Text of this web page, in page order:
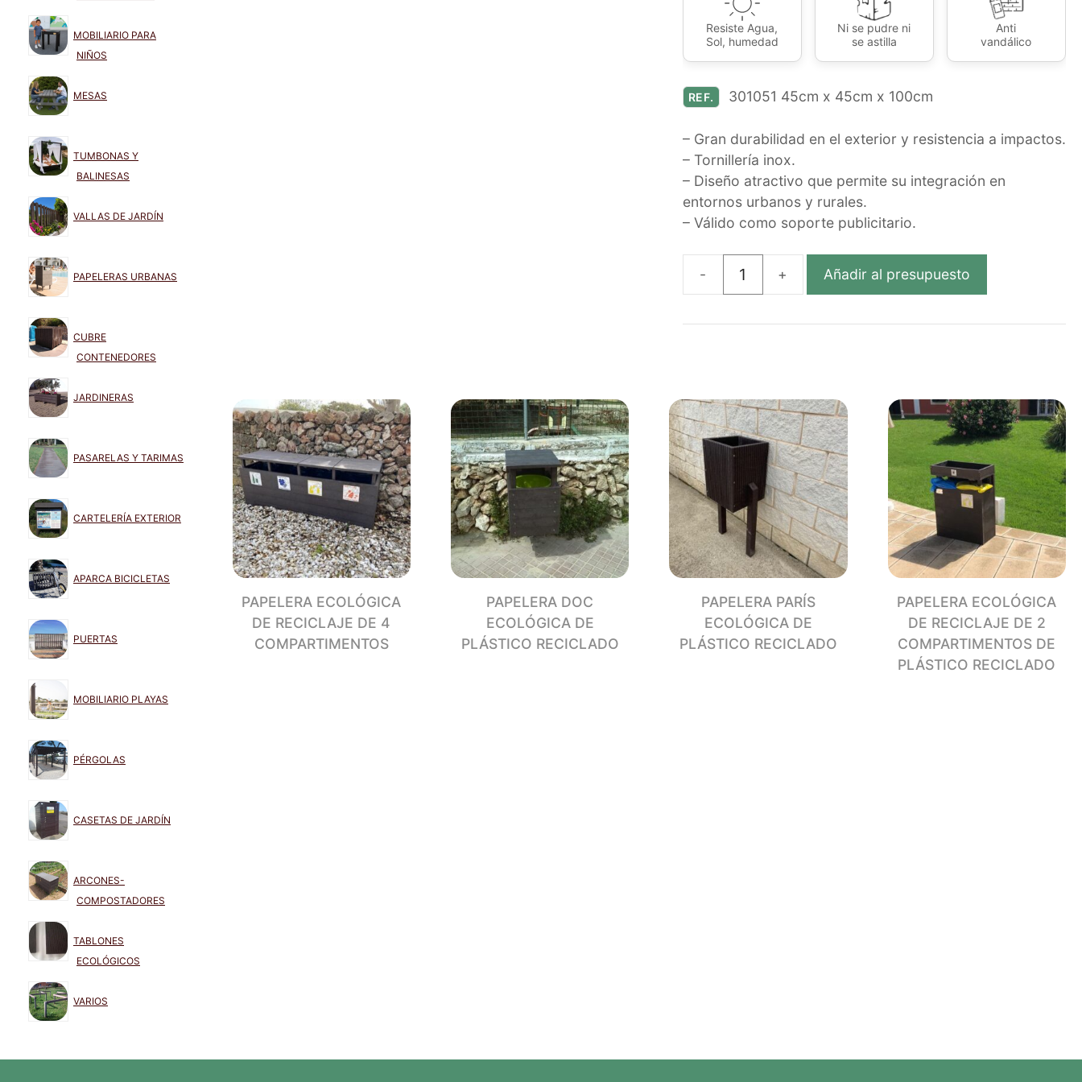
Resiste Agua,
Sol, humedad
Ni se pudre ni
se astilla
Anti
vandálico
REF. 301051 45cm x 45cm x 100cm
– Gran durabilidad en el exterior y resistencia a impactos.
– Tornillería inox.
– Diseño atractivo que permite su integración en
entornos urbanos y rurales.
– Válido como soporte publicitario.
PAPELERA
ECOLÓGICA
cantidad
Añadir al presupuesto
PAPELERA ECOLÓGICA
DE RECICLAJE DE 4
COMPARTIMENTOS
PAPELERA DOC
ECOLÓGICA DE
PLÁSTICO RECICLADO
PAPELERA PARÍS
ECOLÓGICA DE
PLÁSTICO RECICLADO
PAPELERA ECOLÓGICA
DE RECICLAJE DE 2
COMPARTIMENTOS DE
PLÁSTICO RECICLADO
MOBILIARIO PARA
NIÑOS
MESAS
TUMBONAS Y
BALINESAS
VALLAS DE JARDÍN
PAPELERAS URBANAS
CUBRE
CONTENEDORES
JARDINERAS
PASARELAS Y TARIMAS
CARTELERÍA EXTERIOR
APARCA BICICLETAS
PUERTAS
MOBILIARIO PLAYAS
PÉRGOLAS
CASETAS DE JARDÍN
ARCONES-
COMPOSTADORES
TABLONES
ECOLÓGICOS
VARIOS